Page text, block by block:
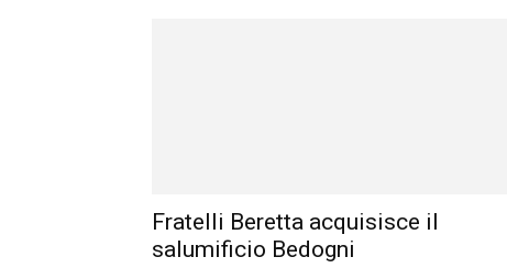
Fratelli Beretta acquisisce il
salumificio Bedogni